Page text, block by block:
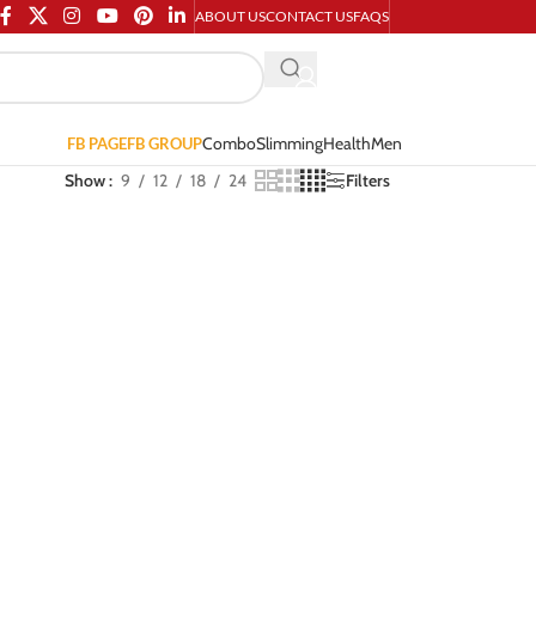
ABOUT USCONTACT USFAQS
FB PAGEFB GROUPComboSlimmingHealthMen
Show
9 12 18 24 Filters